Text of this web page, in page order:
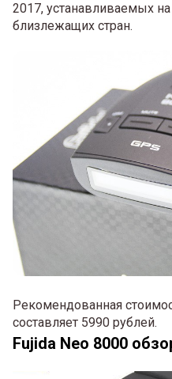
2017, устанавливаемых
близлежащих стран.
Рекомендованная
составляет 5990 рублей.
Fujida Neo 8000